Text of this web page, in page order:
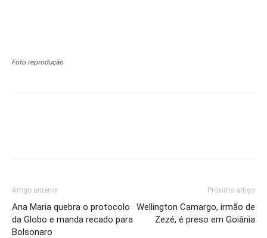
Foto reprodução
Artigo anterior
Ana Maria quebra o protocolo
da Globo e manda recado para
Bolsonaro
Próximo artigo
Wellington Camargo, irmão de
Zezé, é preso em Goiânia